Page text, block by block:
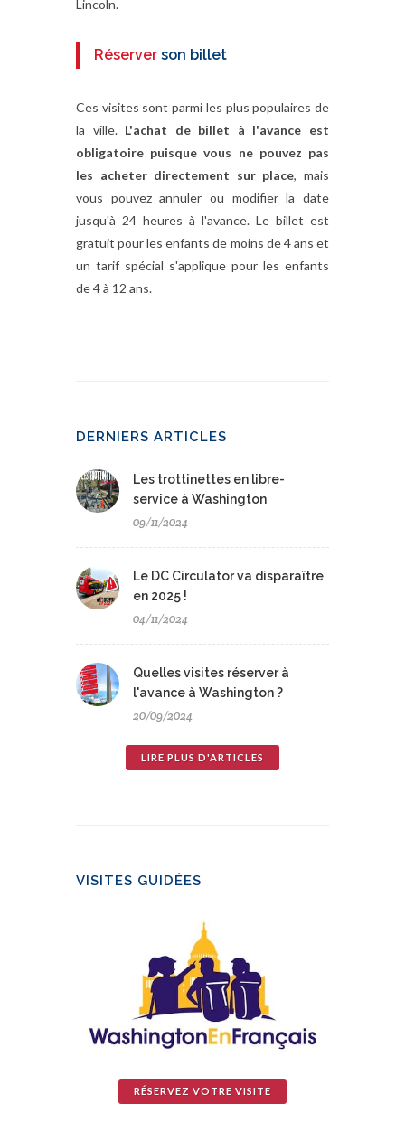
Lincoln.
Réserver son billet
Ces visites sont parmi les plus populaires de
la ville. L'achat de billet à l'avance est
obligatoire puisque vous ne pouvez pas
les acheter directement sur place, mais
vous pouvez annuler ou modifier la date
jusqu'à 24 heures à l'avance. Le billet est
gratuit pour les enfants de moins de 4 ans et
un tarif spécial s'applique pour les enfants
de 4 à 12 ans.
DERNIERS ARTICLES
Les trottinettes en libre-
service à Washington
09/11/2024
Le DC Circulator va disparaître
en 2025 !
04/11/2024
Quelles visites réserver à
l'avance à Washington ?
20/09/2024
LIRE PLUS D'ARTICLES
VISITES GUIDÉES
RÉSERVEZ VOTRE VISITE